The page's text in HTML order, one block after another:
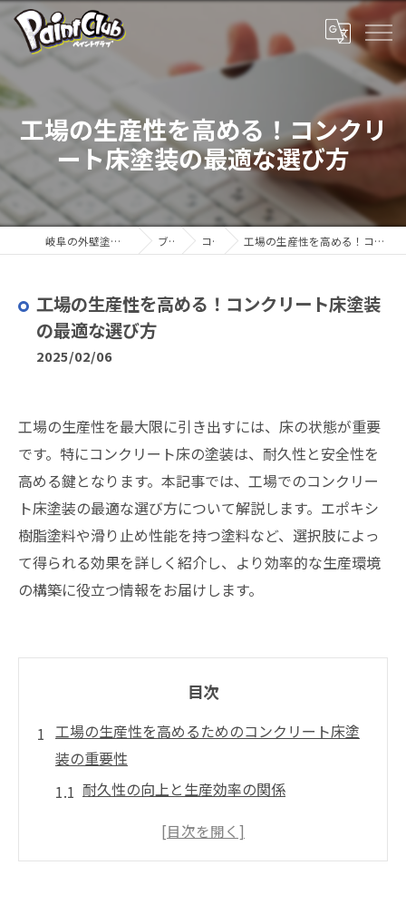
工場の生産性を高める！コンクリ
ート床塗装の最適な選び方
岐阜の外壁塗装ならペイントクラブ ブログ コラム 工場の生産性を高める！コンクリート床塗装の最適な選び方
工場の生産性を高める！コンクリート床塗装
の最適な選び方
2025/02/06
工場の生産性を最大限に引き出すには、床の状態が重要
です。特にコンクリート床の塗装は、耐久性と安全性を
高める鍵となります。本記事では、工場でのコンクリー
ト床塗装の最適な選び方について解説します。エポキシ
樹脂塗料や滑り止め性能を持つ塗料など、選択肢によっ
て得られる効果を詳しく紹介し、より効率的な生産環境
の構築に役立つ情報をお届けします。
目次
工場の生産性を高めるためのコンクリート床塗
装の重要性
耐久性の向上と生産効率の関係
安全性確保における床塗装の役割